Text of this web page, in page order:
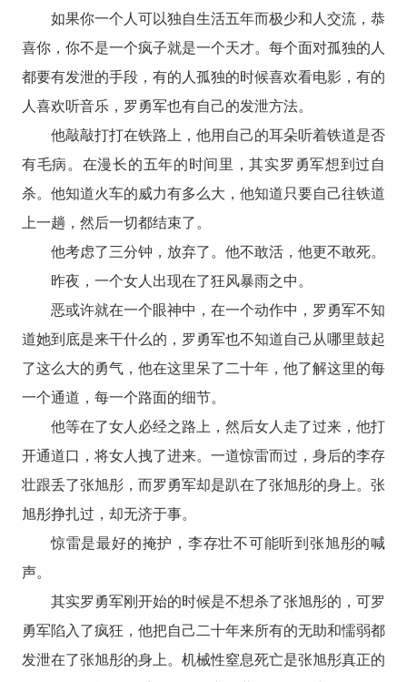
如果你一个人可以独自生活五年而极少和人交流，恭
喜你，你不是一个疯子就是一个天才。每个面对孤独的人
都要有发泄的手段，有的人孤独的时候喜欢看电影，有的
人喜欢听音乐，罗勇军也有自己的发泄方法。
他敲敲打打在铁路上，他用自己的耳朵听着铁道是否
有毛病。在漫长的五年的时间里，其实罗勇军想到过自
杀。他知道火车的威力有多么大，他知道只要自己往铁道
上一趟，然后一切都结束了。
他考虑了三分钟，放弃了。他不敢活，他更不敢死。
昨夜，一个女人出现在了狂风暴雨之中。
恶或许就在一个眼神中，在一个动作中，罗勇军不知
道她到底是来干什么的，罗勇军也不知道自己从哪里鼓起
了这么大的勇气，他在这里呆了二十年，他了解这里的每
一个通道，每一个路面的细节。
他等在了女人必经之路上，然后女人走了过来，他打
开通道口，将女人拽了进来。一道惊雷而过，身后的李存
壮跟丢了张旭彤，而罗勇军却是趴在了张旭彤的身上。张
旭彤挣扎过，却无济于事。
惊雷是最好的掩护，李存壮不可能听到张旭彤的喊
声。
其实罗勇军刚开始的时候是不想杀了张旭彤的，可罗
勇军陷入了疯狂，他把自己二十年来所有的无助和懦弱都
发泄在了张旭彤的身上。机械性窒息死亡是张旭彤真正的